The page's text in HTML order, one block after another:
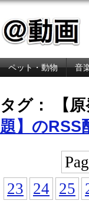
ペット・動物 音
タグ： 【
題】のRSS
23 24 25